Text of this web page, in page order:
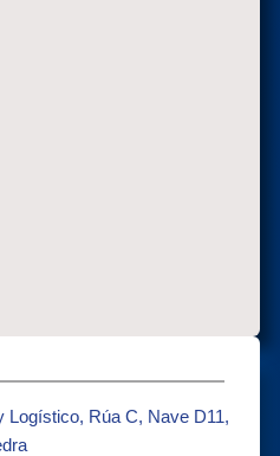
Logístico, Rúa C, Nave D11,